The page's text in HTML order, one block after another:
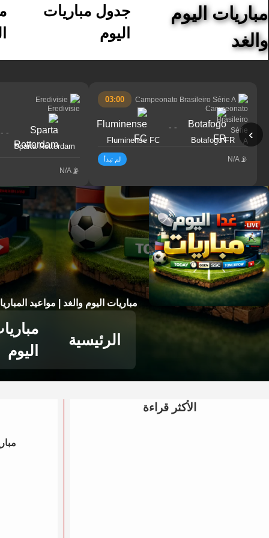
مباريات اليوم
والغد
جدول مباريات
اليوم
›
Campeonato Brasileiro Série A
03:00
Botafogo FR
- -
Fluminense FC
N/A لم تبدأ
Eredivisie
Sparta Rotterdam
- -
N/A
مباريات اليوم والغد | مواعيد
الرئيسية
اليوم
الأكثر قراءة